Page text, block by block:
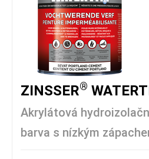
ZINSSER®
Akrylátová
barva s nízkým